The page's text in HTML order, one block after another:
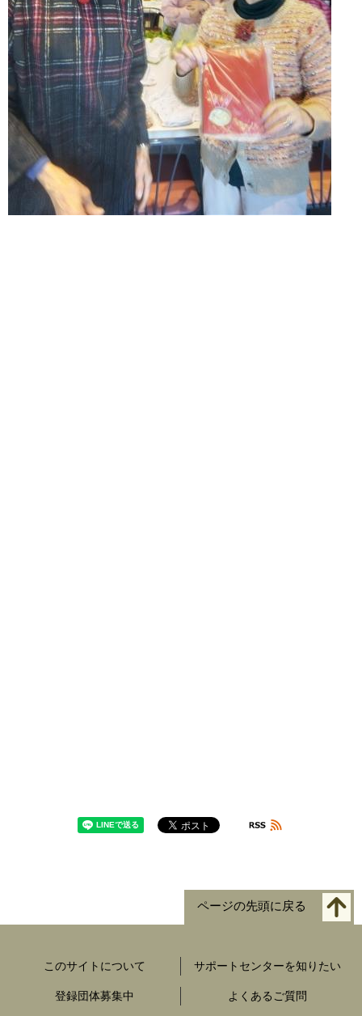
ページの先頭に戻る
このサイトについて サポートセンターを知りたい
登録団体募集中 よくあるご質問